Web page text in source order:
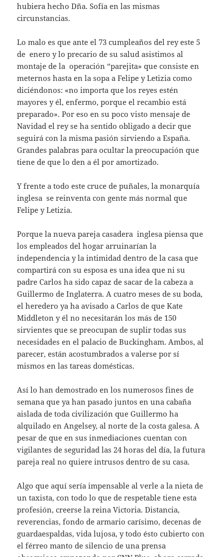
hubiera hecho Dña. Sofía en las mismas
circunstancias.
Lo malo es que ante el 73 cumpleaños del rey este 5
de enero y lo precario de su salud asistimos al
montaje de la operación “parejita» que consiste en
meternos hasta en la sopa a Felipe y Letizia como
diciéndonos: «no importa que los reyes estén
mayores y él, enfermo, porque el recambio está
preparado». Por eso en su poco visto mensaje de
Navidad el rey se ha sentido obligado a decir que
seguirá con la misma pasión sirviendo a España.
Grandes palabras para ocultar la preocupación que
tiene de que lo den a él por amortizado.
Y frente a todo este cruce de puñales, la monarquía
inglesa se reinventa con gente más normal que
Felipe y Letizia.
Porque la nueva pareja casadera inglesa piensa que
los empleados del hogar arruinarían la
independencia y la intimidad dentro de la casa que
compartirá con su esposa es una idea que ni su
padre Carlos ha sido capaz de sacar de la cabeza a
Guillermo de Inglaterra. A cuatro meses de su boda,
el heredero ya ha avisado a Carlos de que Kate
Middleton y él no necesitarán los más de 150
sirvientes que se preocupan de suplir todas sus
necesidades en el palacio de Buckingham. Ambos, al
parecer, están acostumbrados a valerse por sí
mismos en las tareas domésticas.
Así lo han demostrado en los numerosos fines de
semana que ya han pasado juntos en una cabaña
aislada de toda civilización que Guillermo ha
alquilado en Angelsey, al norte de la costa galesa. A
pesar de que en sus inmediaciones cuentan con
vigilantes de seguridad las 24 horas del día, la futura
pareja real no quie­re intrusos dentro de su casa.
Algo que aquí sería impensable al verle a la nieta de
un taxista, con todo lo que de respetable tiene esta
profesión, creerse la reina Victoria. Distancia,
reverencias, fondo de armario carísimo, decenas de
guardaespaldas, vida lujosa, y todo ésto cubierto con
el férreo manto de silencio de una prensa